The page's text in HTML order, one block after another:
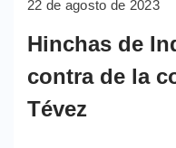
22 de agosto de 2023
Hinchas de
contra de la
Tévez